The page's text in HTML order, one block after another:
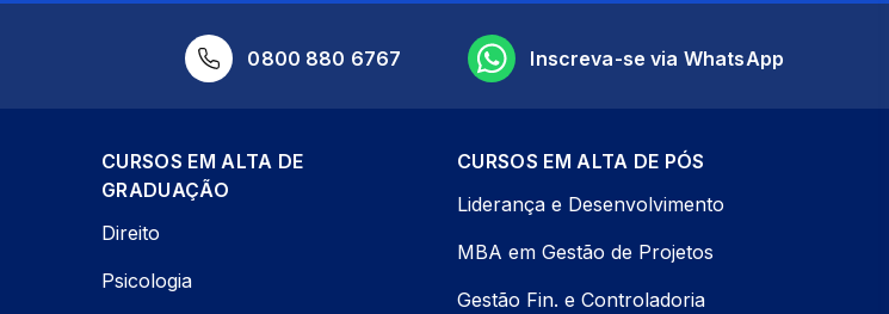
0800 880 6767 Inscreva-se via WhatsApp
CURSOS EM ALTA DE
GRADUAÇÃO
Direito
Psicologia
CURSOS EM ALTA DE PÓS
Liderança e Desenvolvimento
MBA em Gestão de Projetos
Gestão Fin. e Controladoria